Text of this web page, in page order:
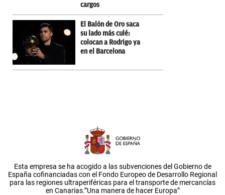
cargos
El Balón de Oro saca
su lado más culé:
colocan a Rodrigo ya
en el Barcelona
Esta empresa se ha acogido a las subvenciones del Gobierno de
España cofinanciadas con el Fondo Europeo de Desarrollo Regional
para las regiones ultraperiféricas para el transporte de mercancías
en Canarias.”Una manera de hacer Europa”